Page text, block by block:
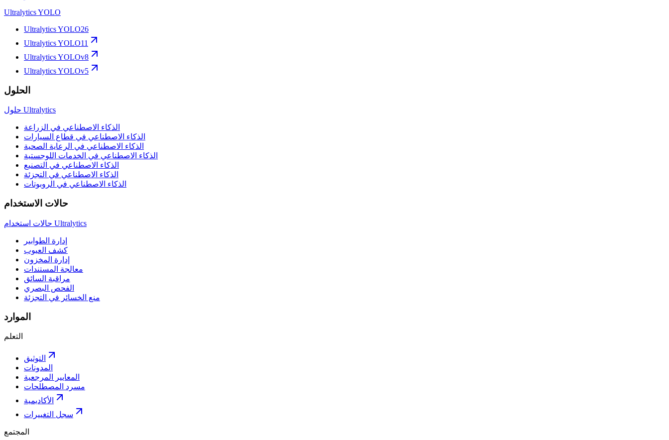
Ultralytics YOLO
Ultralytics YOLO26
Ultralytics YOLO11
Ultralytics YOLOv8
Ultralytics YOLOv5
الحلول
حلول Ultralytics
الذكاء الاصطناعي في الزراعة
الذكاء الاصطناعي في قطاع السيارات
الذكاء الاصطناعي في الرعاية الصحية
الذكاء الاصطناعي في الخدمات اللوجستية
الذكاء الاصطناعي في التصنيع
الذكاء الاصطناعي في التجزئة
الذكاء الاصطناعي في الروبوتات
حالات الاستخدام
حالات استخدام Ultralytics
إدارة الطوابير
كشف العيوب
إدارة المخزون
معالجة المستندات
مراقبة السائق
الفحص البصري
منع الخسائر في التجزئة
الموارد
التعلم
التوثيق
المدونات
المعايير المرجعية
مسرد المصطلحات
الأكاديمية
سجل التغييرات
المجتمع